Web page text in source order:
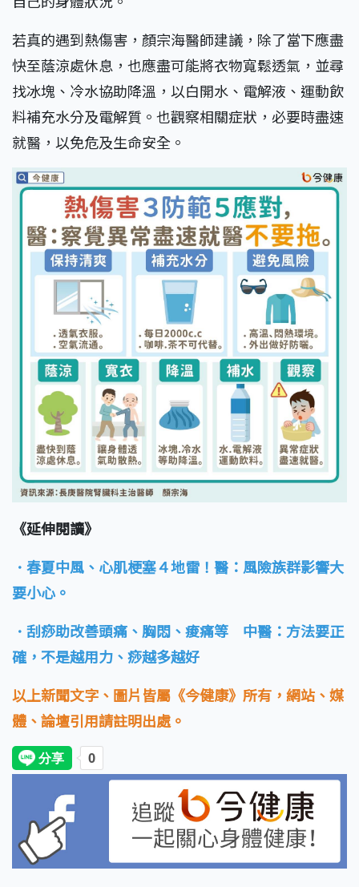
若真的遇到熱傷害，顏宗海醫師建議，除了當下應盡
快至蔭涼處休息，也應盡可能將衣物寬鬆透氣，並尋
找冰塊、冷水協助降溫，以白開水、電解液、運動飲
料補充水分及電解質。也觀察相關症狀，必要時盡速
就醫，以免危及生命安全。
《延伸閱讀》
．春夏中風、心肌梗塞４地雷！醫：風險族群影響大
要小心。
．刮痧助改善頭痛、胸悶、痠痛等 中醫：方法要正
確，不是越用力、痧越多越好
以上新聞文字、圖片皆屬《今健康》所有，網站、媒
體、論壇引用請註明出處。